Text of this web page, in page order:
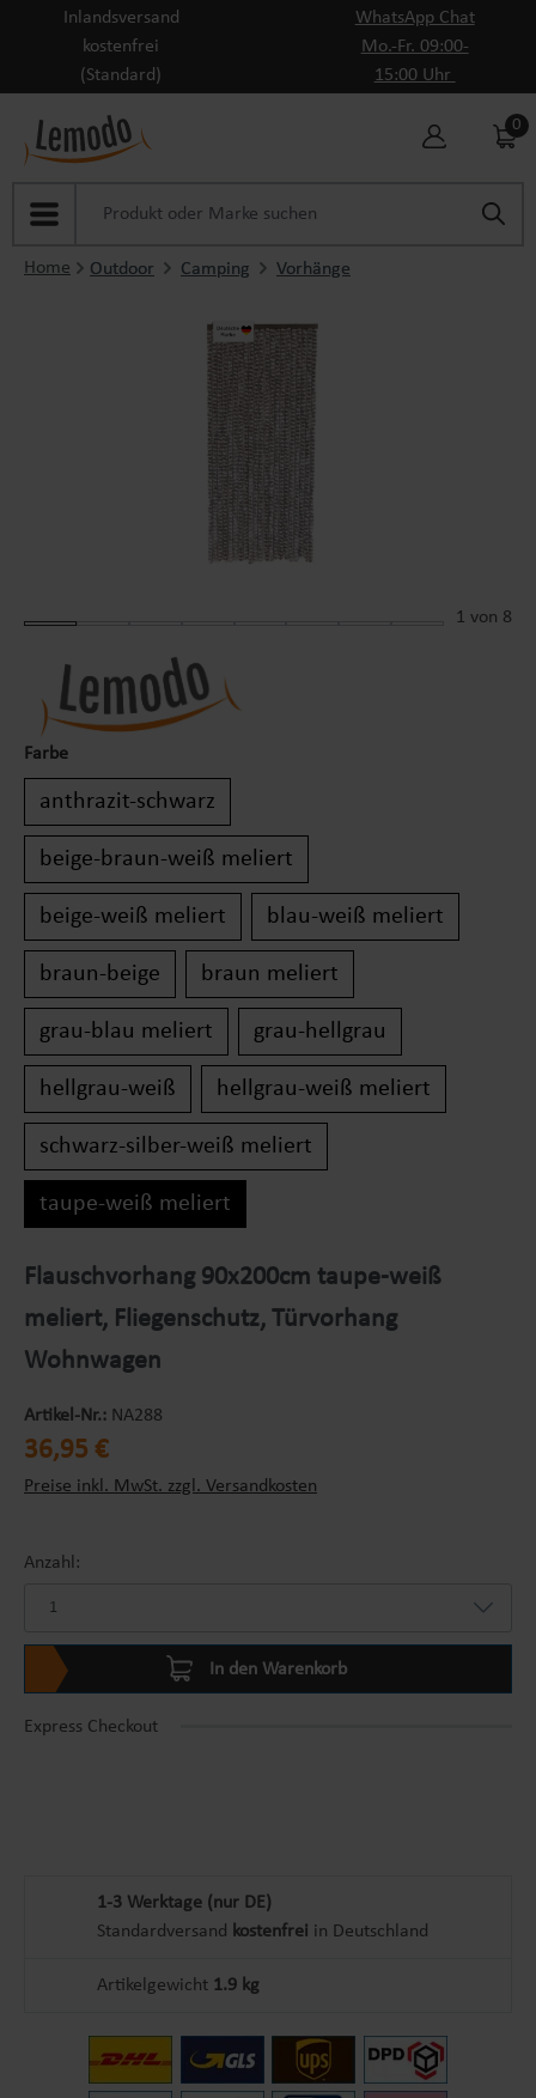
Zum Hauptinhalt springen
Inlandsversand
kostenfrei
(Standard)
WhatsApp Chat
Mo.-Fr. 09:00-
15:00 Uhr
0
Home Outdoor Camping Vorhänge
1 von 8
Farbe
anthrazit-schwarz
beige-braun-weiß meliert
beige-weiß meliert blau-weiß meliert
braun-beige braun meliert
grau-blau meliert grau-hellgrau
hellgrau-weiß hellgrau-weiß meliert
schwarz-silber-weiß meliert
taupe-weiß meliert
Flauschvorhang 90x200cm taupe-weiß
meliert, Fliegenschutz, Türvorhang
Wohnwagen
Artikel-Nr.: NA288
Regulärer Preis:
36,95 €
Preise inkl. MwSt. zzgl. Versandkosten
Anzahl:
In den Warenkorb
Express Checkout
1-3 Werktage (nur DE)
Standardversand kostenfrei in Deutschland
Artikelgewicht 1.9 kg